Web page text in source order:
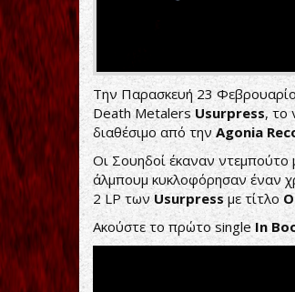
Την Παρασκευή 23
Death Metalers Usurpress, το
διαθέσιμο από τηνAgonia
Οι Σουηδοί έκαναν ντεμπούτο
άλμπουμ κυκλοφόρησαν έναν
2 LP τωνUsurpressμε τίτλο
Ακούστε το πρώτο single In